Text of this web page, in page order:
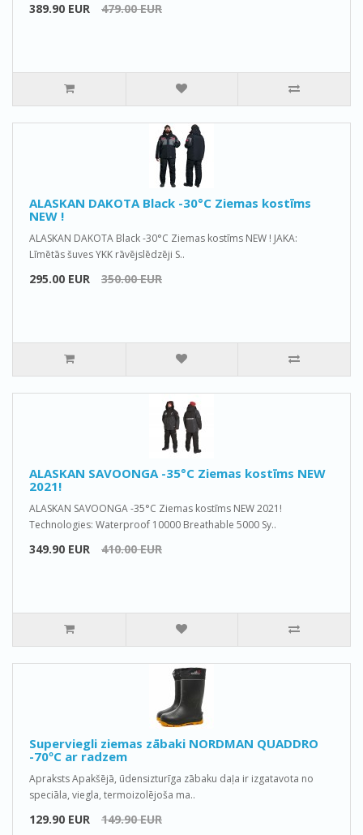
389.90 EUR 479.00 EUR
ALASKAN DAKOTA Black -30°C Ziemas kostīms
NEW !
ALASKAN DAKOTA Black -30°C Ziemas kostīms NEW ! JAKA:
Līmētās šuves YKK rāvējslēdzēji S..
295.00 EUR 350.00 EUR
ALASKAN SAVOONGA -35°C Ziemas kostīms NEW
2021!
ALASKAN SAVOONGA -35°C Ziemas kostīms NEW 2021!
Technologies: Waterproof 10000 Breathable 5000 Sy..
349.90 EUR 410.00 EUR
Superviegli ziemas zābaki NORDMAN QUADDRO
-70ºС ar radzem
Apraksts Apakšējā, ūdensizturīga zābaku daļa ir izgatavota no
speciāla, viegla, termoizolējoša ma..
129.90 EUR 149.90 EUR